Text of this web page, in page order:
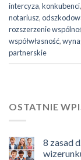
intercyza,konkubenci,
notariusz,
rozszerzenie
współwłasność,
partnerskie
OSTATNIE
8 zasad